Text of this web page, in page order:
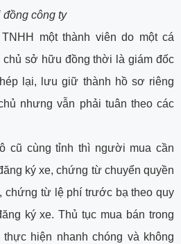
đồng công ty
một thành viên do một cá
sở hữu đồng thời là giám đốc
lại, lưu giữ thành hồ sơ riêng
nhưng vẫn phải tuân theo các
cũ cùng tỉnh thì người mua cần
ký xe, chứng từ chuyển quyền
chứng từ lệ phí trước bạ theo quy
ký xe. Thủ tục mua bán trong
hiện nhanh chóng và không